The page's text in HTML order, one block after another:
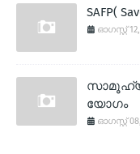
SAFP(
ഓഗസ്റ്റ് 12,
യോഗം
ഓഗസ്റ്റ്